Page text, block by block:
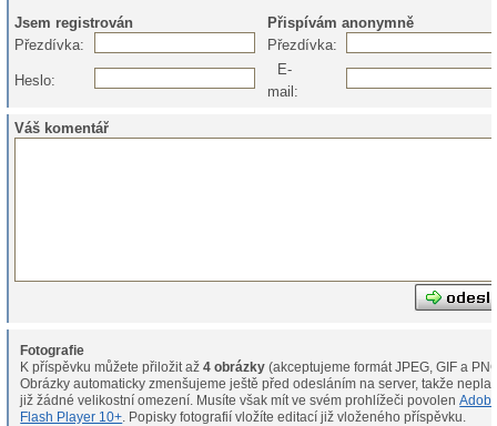
Jsem registrován
Přispívám anonymně
Přezdívka:
Přezdívka:
Heslo:
E-
mail:
Váš komentář
Fotografie
K příspěvku můžete přiložit až4 obrázky (akceptujeme formát JPEG, GIF a
Obrázky automaticky zmenšujeme ještě před odesláním na server, takže
již žádné velikostní omezení. Musíte však mít ve svém prohlížeči povolen
Flash Player 10+ . Popisky fotografií vložíte editací již vloženého příspěvku.